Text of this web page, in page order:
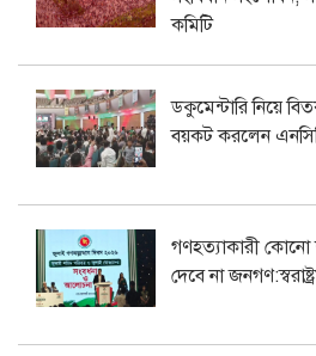
কমিটি
ডকুমেন্টারি নিয়ে
বয়কট করলেন
গণহত্যাকারী
দেবে না